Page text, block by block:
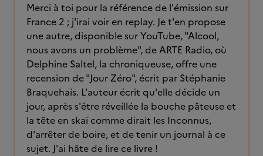
Merci à toi pour la référence de l'émission sur
France 2 ; j'irai voir en replay. Je t'en propose
une autre, disponible sur YouTube, "Alcool,
nous avons un problème", de ARTE Radio, où
Delphine Saltel, la chroniqueuse, offre une
recension de "Jour Zéro", écrit par Stéphanie
Braquehais. L'auteur écrit qu'elle décide un
jour, après s'être réveillée la bouche pâteuse et
la tête en skaï comme dirait les Inconnus,
d'arrêter de boire, et de tenir un journal à ce
sujet. J'ai hâte de lire ce livre !